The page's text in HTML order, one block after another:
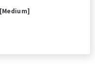
[Medium]